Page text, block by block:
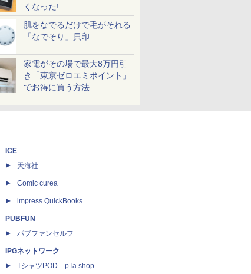
くなった!
肌をなでるだけで毛がそれる
「なでそり」貝印
家電がその場で最大8万円引
き「東京ゼロエミポイント」
でお得に買う方法
ICE
天海社
Comic curea
impress QuickBooks
PUBFUN
パブファンセルフ
IPGネットワーク
TシャツPOD pTa.shop